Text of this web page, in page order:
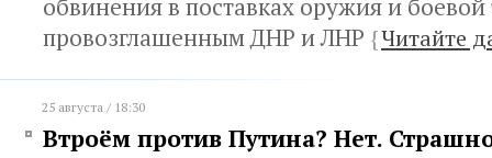
обвинения в поставках оружия и
провозглашенным ДНР и ЛНР {Читайте
25 августа / 18:30
Втроём против Путина? Нет.